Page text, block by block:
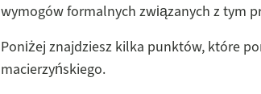
wymogów formalnych związanych z tym
Poniżej znajdziesz kilka punktów, które
macierzyńskiego.